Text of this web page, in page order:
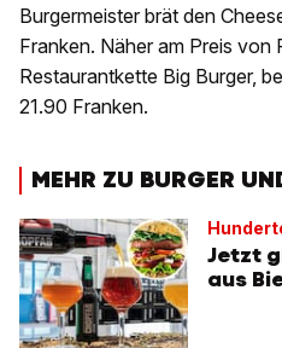
Burgermeister brät den
Franken. Näher am Preis von
Restaurantkette Big Burger,
21.90 Franken.
MEHR ZU BURGER
Jetzt
aus